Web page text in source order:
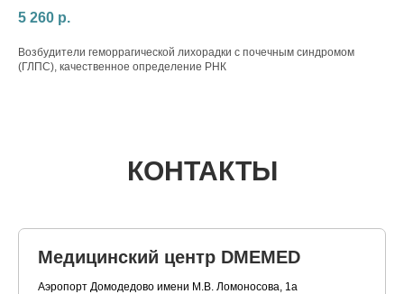
5 260 р.
Возбудители геморрагической лихорадки с почечным синдромом
(ГЛПС), качественное определение РНК
КОНТАКТЫ
Медицинский центр DMEMED
Аэропорт Домодедово имени М.В. Ломоносова, 1а